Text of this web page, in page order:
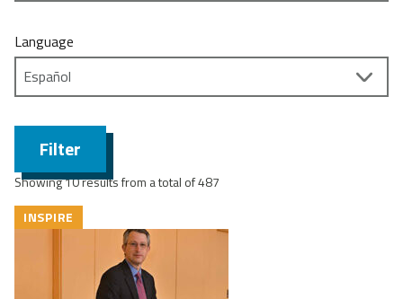
Language
Filter
Showing 10 results from a total of 487
INSPIRE